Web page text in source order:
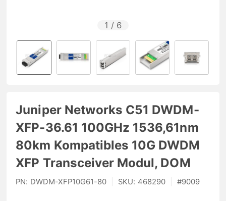
1 / 6
Juniper Networks C51 DWDM-
XFP-36.61 100GHz 1536,61nm
80km Kompatibles 10G DWDM
XFP Transceiver Modul, DOM
PN: DWDM-XFP10G61-80 SKU: 468290 #9009